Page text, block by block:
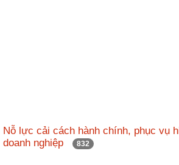
Nỗ lực cải cách hành chính, phục vụ
doanh nghiệp
832